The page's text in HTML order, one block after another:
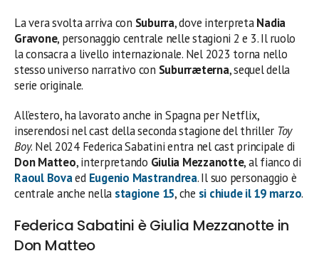
La vera svolta arriva con Suburra, dove interpretaNadia
Gravone, personaggio centrale nelle stagioni 2 e 3. Il ruolo
la consacra a livello internazionale. Nel 2023 torna nello
stesso universo narrativo con Suburræterna, sequel della
serie originale.
All’estero, ha lavorato anche in Spagna per Netflix,
inserendosi nel cast della seconda stagione del thriller Toy
Boy. Nel 2024 Federica Sabatini entra nel cast principale di
Don Matteo, interpretando Giulia Mezzanotte, al fianco di
Raoul Bovaed Eugenio Mastrandrea. Il suo personaggio è
centrale anche nella stagione 15, che si chiude il 19 marzo.
Federica Sabatini è Giulia Mezzanotte in
Don Matteo